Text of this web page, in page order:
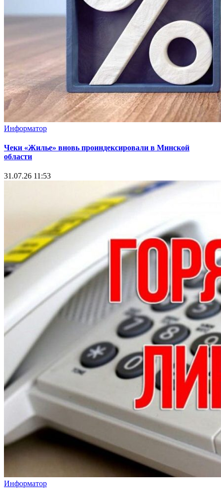
Информатор
Чеки «Жилье» вновь проиндексировали в Минской
области
31.07.26 11:53
Информатор